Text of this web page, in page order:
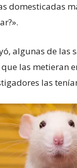
domesticadas
algunas de las
las metieran
las